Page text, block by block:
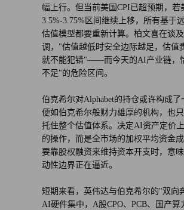
幅上行。但当前美国CPI已超预期，若
3.5%-3.75%区间继续上移，所有基于
估值模型都要重新计算。柏文喜在谈
调，"估值越低时安全边际越足，估值
就不能犯错"——而今天的AI产业链，
不足"的危险区间。
伯克希尔对Alphabet的持仓或许构成
便如伯克希尔般财力雄厚的机构，也
托住整个估值体系。决定AI资产定价
的操作，而是全市场的加权平均资金
要靠股权融资来维持资本开支时，意
动性边界正在逼近。
短期来看，英伟达与伯克希尔的"双向
AI硬件集中，A股CPO、PCB、国产算